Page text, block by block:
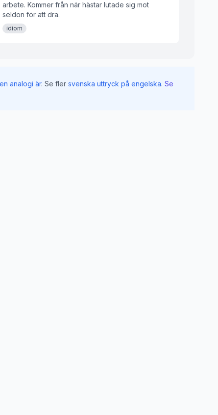
arbete. Kommer från när hästar lutade sig mot
seldon för att dra.
idiom
analogi är. Se fler svenska uttryck på engelska. Se